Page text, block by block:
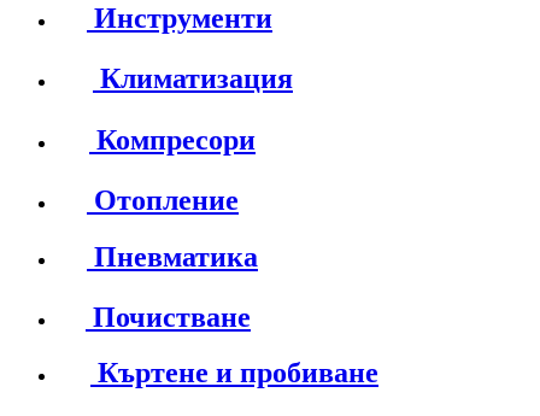
Инструменти
Климатизация
Компресори
Отопление
Пневматика
Почистване
Къртене и пробиване